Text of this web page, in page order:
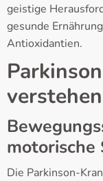
geistige
gesunde
Antioxidantien.
verstehen
motorische
Die Parkinson-